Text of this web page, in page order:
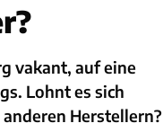
vakant, auf eine
Lohnt es sich
Herstellern?